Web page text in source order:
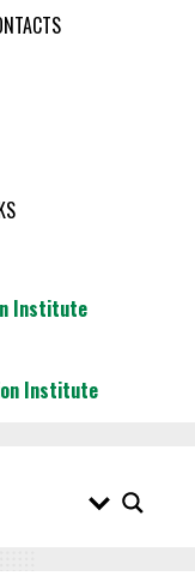
Institute
Institute